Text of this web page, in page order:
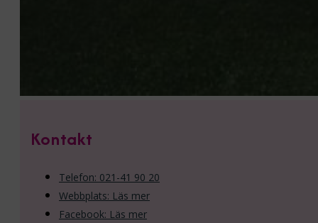
Kontakt
Telefon: 021-41 90 20
Webbplats: Läs mer
Facebook: Läs mer